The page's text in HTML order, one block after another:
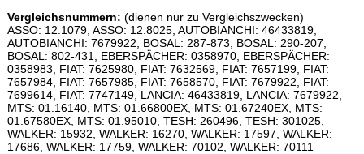
Vergleichsnummern: (dienen nur zu Vergleichszwecken)
ASSO: 12.1079, ASSO: 12.8025, AUTOBIANCHI: 46433819,
AUTOBIANCHI: 7679922, BOSAL: 287-873, BOSAL: 290-207,
BOSAL: 802-431, EBERSPÄCHER: 0358970, EBERSPÄCHER:
0358983, FIAT: 7625980, FIAT: 7632569, FIAT: 7657199, FIAT:
7657984, FIAT: 7657985, FIAT: 7658570, FIAT: 7679922, FIAT:
7699614, FIAT: 7747149, LANCIA: 46433819, LANCIA: 7679922,
MTS: 01.16140, MTS: 01.66800EX, MTS: 01.67240EX, MTS:
01.67580EX, MTS: 01.95010, TESH: 260496, TESH: 301025,
WALKER: 15932, WALKER: 16270, WALKER: 17597, WALKER:
17686, WALKER: 17759, WALKER: 70102, WALKER: 70111